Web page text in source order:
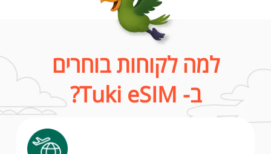
למה לקוחות בוחרים
ב- Tuki eSIM?